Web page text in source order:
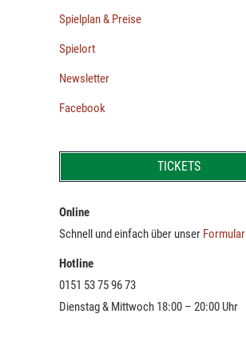
Spielplan & Preise
Spielort
Newsletter
Facebook
TICKETS
Online
Schnell und einfach über unser Formular
Hotline
0151 53 75 96 73
Dienstag & Mittwoch 18:00 – 20:00 Uhr